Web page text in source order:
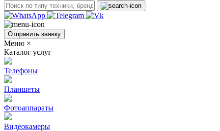
Отправить заявку
Меню ×
Каталог услуг
Телефоны
Планшеты
Фотоаппараты
Видеокамеры